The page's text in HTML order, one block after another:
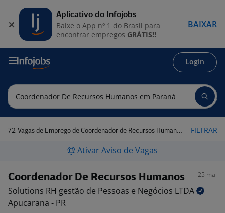
Login
72 Vagas de Emprego de Coordenador de Recursos Humanos em Paraná FILTRAR
Ativar Aviso de Vagas
Coordenador De Recursos Humanos 25 mai
Solutions RH gestão de Pessoas e Negócios LTDA
Apucarana - PR
Aplicativo do Infojobs
Baixe o App nº 1 do Brasil para
encontrar empregos GRÁTIS!!
BAIXAR